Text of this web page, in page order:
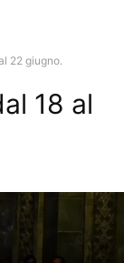
22 giugno.
18 al